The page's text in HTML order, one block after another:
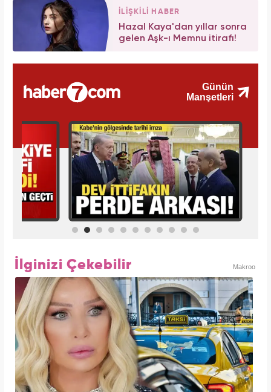
İLİŞKİLİ HABER
Hazal Kaya'dan yıllar sonra
gelen Aşk-ı Memnu itirafı!
İlginizi Çekebilir Makroo